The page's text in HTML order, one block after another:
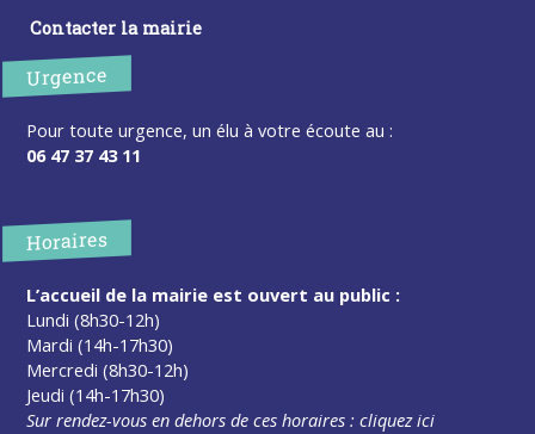
Contacter la mairie
Urgence
Pour toute urgence, un élu à votre écoute au :
06 47 37 43 11
Horaires
L’accueil de la mairie est ouvert au public :
Lundi (8h30-12h)
Mardi (14h-17h30)
Mercredi (8h30-12h)
Jeudi (14h-17h30)
Sur rendez-vous en dehors de ces horaires :cliquez ici